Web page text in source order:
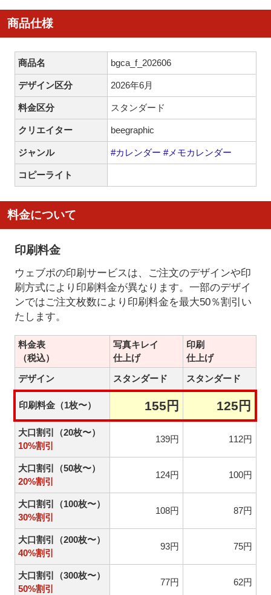
商品仕様
商品名 bgca_f_202606
デザイン区分 2026年6月
料金区分 スタンダード
クリエイター beegraphic
ジャンル #カレンダー #メモカレンダー
コピーライト
料金について
印刷料金
ウェブポの印刷サービスは、ご注文のデザインや印
刷方式により印刷料金が異なります。一部のデザイ
ンではご注文枚数により印刷料金を最大50％割引い
たします。
料金表
（税込）
写真キレイ
仕上げ
印刷
仕上げ
デザイン
スタンダード スタンダード
印刷料金（1枚〜） 155円 125円
大口割引（20枚〜）
10%割引
139円 112円
大口割引（50枚〜）
20%割引
124円 100円
大口割引（100枚〜）
30%割引
108円 87円
大口割引（200枚〜）
40%割引
93円 75円
大口割引（300枚〜）
50%割引
77円 62円